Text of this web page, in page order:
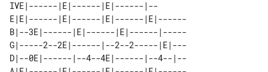
E|E|------|E|------|E|------|E|------
B|--3E|------|E|------|E|------|-----
G|-----2--2E|------|--2--2-----|E|---
D|--0E|------|--4--4E|------|--4--|--